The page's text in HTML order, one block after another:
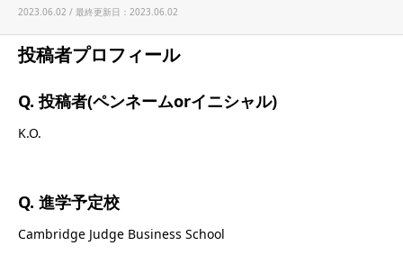
2023.06.02 / 最終更新日：2023.06.02
投稿者プロフィール
Q. 投稿者(ペンネームorイニシャル)
K.O.
Q. 進学予定校
Cambridge Judge Business School